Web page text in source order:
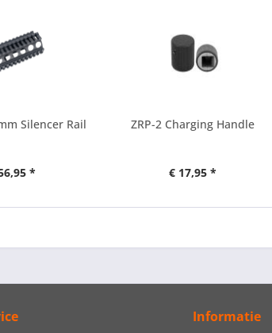
Silencer Rail
*
ZRP-2 Charging Handle
€ 17,95 *
Informatie